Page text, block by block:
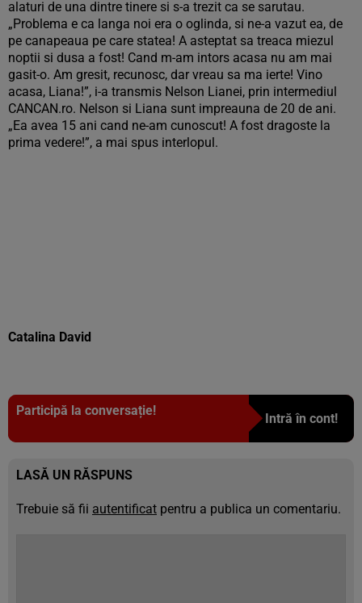
alaturi de una dintre tinere si s-a trezit ca se sarutau.
„Problema e ca langa noi era o oglinda, si ne-a vazut ea, de
pe canapeaua pe care statea! A asteptat sa treaca miezul
noptii si dusa a fost! Cand m-am intors acasa nu am mai
gasit-o. Am gresit, recunosc, dar vreau sa ma ierte! Vino
acasa, Liana!”, i-a transmis Nelson Lianei, prin intermediul
CANCAN.ro. Nelson si Liana sunt impreauna de 20 de ani.
„Ea avea 15 ani cand ne-am cunoscut! A fost dragoste la
prima vedere!”, a mai spus interlopul.
Catalina David
Participă la conversație!
Intră în cont!
LASĂ UN RĂSPUNS
Trebuie să fii autentificat pentru a publica un comentariu.